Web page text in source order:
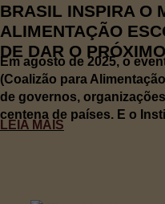
BRASIL INSPIRA O
ALIMENTAÇÃO
DE DAR O
Em agosto de 2025, o
(Coalizão para
de governos,
centena de países. E o
LEIA MAIS